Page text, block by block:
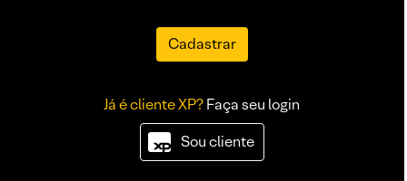
Cadastrar
Já é cliente XP?Faça seu login
Sou cliente